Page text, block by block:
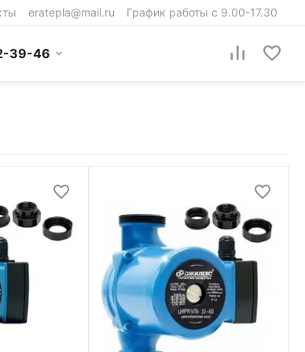
eratepla@mail.ru График работы с 9.00-17.30
39-46